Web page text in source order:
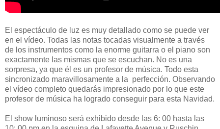
El espectáculo de luz es muy detallado como se puede ver
en el vídeo. Todas las notas tocadas visualmente a través
de los instrumentos como la enorme guitarra o el piano son
exactamente las mismas que se escuchan. No es una
sorpresa, ya que él es un profesor de música. Todo esta
sincronizado maravillosamente a la perfección. Observando
el vídeo completo quedarás impresionado por lo que este
profesor de música ha logrado conseguir para esta Navidad.
El show luminoso será exhibido desde las 6: 00 hasta las